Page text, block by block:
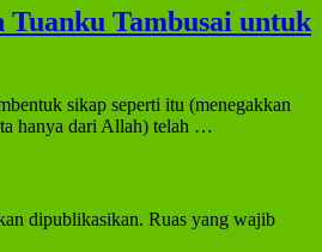
Tuanku Tambusai untuk
sikap seperti itu (menegakkan
hanya dari Allah) telah …
dipublikasikan. Ruas yang wajib